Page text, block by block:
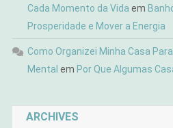
Cada Momento da Vida em
Prosperidade e Mover a Energia
Como Organizei Minha Casa
Mental em Por Que Algumas
ARCHIVES